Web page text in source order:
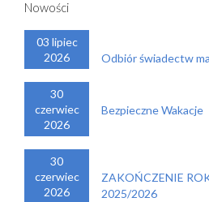
Nowości
03 lipiec
2026
Odbiór świadectw
30
czerwiec
2026
Bezpieczne Wakacje
30
czerwiec
2026
ZAKOŃCZENIE
2025/2026